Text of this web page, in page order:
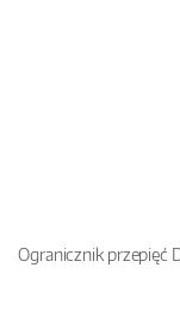
Ogranicznik przepięć